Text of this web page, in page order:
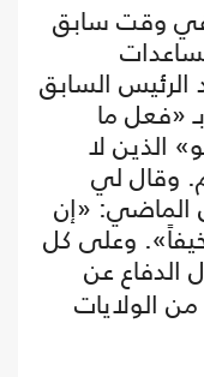
في وقت سابق
الرئيس السابق
«فعل ما
الذين لا
وقال لي
الماضي: «إن
وعلى كل
الدفاع عن
الولايات